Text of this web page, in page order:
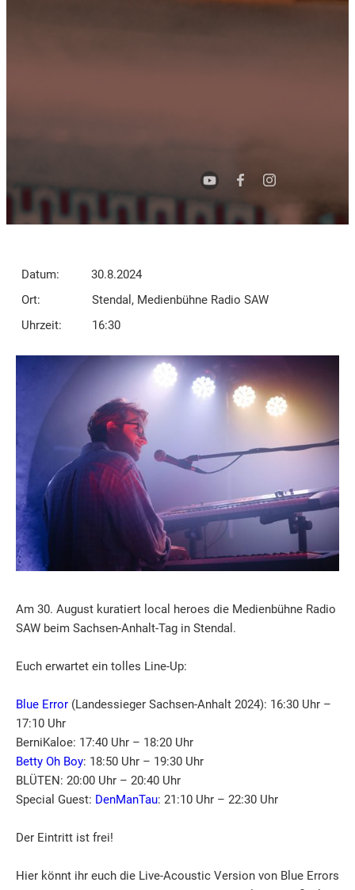
Datum:
30.8.2024
Ort:
Stendal, Medienbühne Radio SAW
Uhrzeit:
16:30
Am 30. August kuratiert local heroes die Medienbühne Radio
SAW beim Sachsen-Anhalt-Tag in Stendal.
Euch erwartet ein tolles Line-Up:
Blue Error (Landessieger Sachsen-Anhalt 2024): 16:30 Uhr –
17:10 Uhr
BerniKaloe: 17:40 Uhr – 18:20 Uhr
Betty Oh Boy: 18:50 Uhr – 19:30 Uhr
BLÜTEN: 20:00 Uhr – 20:40 Uhr
Special Guest: DenManTau: 21:10 Uhr – 22:30 Uhr
Der Eintritt ist frei!
Hier könnt ihr euch die Live-Acoustic Version von Blue Errors